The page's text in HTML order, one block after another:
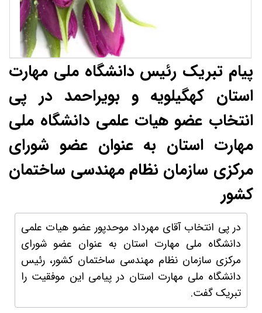
پیام تبریک رئیس دانشگاه ملی مهارت
استان کهگیلویه و بویراحمد در پی
انتخاب عضو هیات علمی دانشگاه ملی
مهارت استان به عنوان عضو شورای
مرکزی سازمان نظام مهندسی ساختمان
کشور
در پی انتخاب آقای مهرداد موحدپور عضو هیات علمی
دانشگاه ملی مهارت استان به عنوان عضو شورای
مرکزی سازمان نظام مهندسی ساختمان کشور، رئیس
دانشگاه ملی مهارت استان در پیامی این موفقیت را
تبریک گفت.